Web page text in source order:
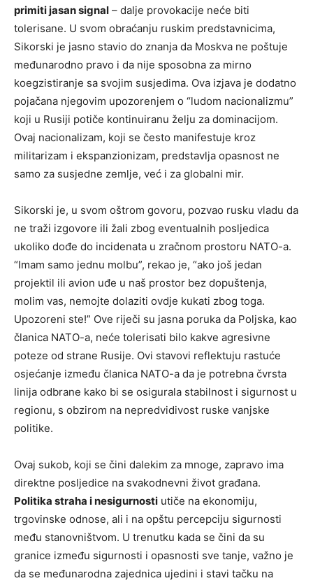
primiti jasan signal – dalje provokacije neće biti
tolerisane. U svom obraćanju ruskim predstavnicima,
Sikorski je jasno stavio do znanja da Moskva ne poštuje
međunarodno pravo i da nije sposobna za mirno
koegzistiranje sa svojim susjedima. Ova izjava je dodatno
pojačana njegovim upozorenjem o “ludom nacionalizmu”
koji u Rusiji potiče kontinuiranu želju za dominacijom.
Ovaj nacionalizam, koji se često manifestuje kroz
militarizam i ekspanzionizam, predstavlja opasnost ne
samo za susjedne zemlje, već i za globalni mir.
Sikorski je, u svom oštrom govoru, pozvao rusku vladu da
ne traži izgovore ili žali zbog eventualnih posljedica
ukoliko dođe do incidenata u zračnom prostoru NATO-a.
“Imam samo jednu molbu”, rekao je, “ako još jedan
projektil ili avion uđe u naš prostor bez dopuštenja,
molim vas, nemojte dolaziti ovdje kukati zbog toga.
Upozoreni ste!” Ove riječi su jasna poruka da Poljska, kao
članica NATO-a, neće tolerisati bilo kakve agresivne
poteze od strane Rusije. Ovi stavovi reflektuju rastuće
osjećanje između članica NATO-a da je potrebna čvrsta
linija odbrane kako bi se osigurala stabilnost i sigurnost u
regionu, s obzirom na nepredvidivost ruske vanjske
politike.
Ovaj sukob, koji se čini dalekim za mnoge, zapravo ima
direktne posljedice na svakodnevni život građana.
Politika straha i nesigurnosti utiče na ekonomiju,
trgovinske odnose, ali i na opštu percepciju sigurnosti
među stanovništvom. U trenutku kada se čini da su
granice između sigurnosti i opasnosti sve tanje, važno je
da se međunarodna zajednica ujedini i stavi tačku na